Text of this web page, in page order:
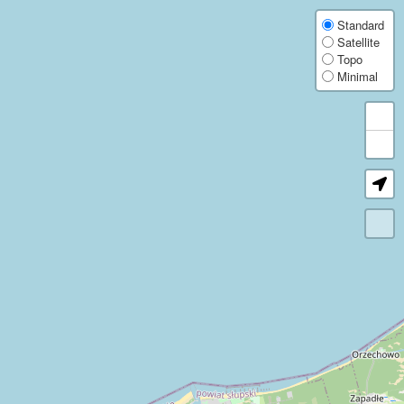
Explore more than 430,000 wind turbines worldwide with this free interactive
The map is useful for wind energy professionals, researchers, local
Coverage and attribute completeness vary by region because the dataset is
Explore 430,000+ wind turbines worldwide. Get detailed data on manufacturer,
Weltweite Karte mit über 430.000 Windkraftanlagen. Details zu Hersteller,
Carte mondiale de plus de 430 000 éoliennes. Détails sur le fabricant,
Mapa mundial con más de 430.000 aerogeneradores. Datos de OpenStreetMap
Mappa mondiale con oltre 430.000 turbine eoliche. Dati OpenStreetMap su
Wereldkaart met meer dan 430.000 windturbines. OpenStreetMap-gegevens
Mapa świata z ponad 430 000 turbin wiatrowych. Dane z OpenStreetMap o
世界中の43万基以上の風車を掲載した地図です。製造元、運営者、定格出力、寸
全球风机地图，收录超过 43 万台风机。查看来自 OpenStreetMap 的制造商、运营
Карта мира с более чем 430 000 ветротурбин. Подробные данные
Карта світу з понад 430 000 вітротурбін. Детальні дані OpenStreetMap про
Standard
Satellite
Topo
Minimal